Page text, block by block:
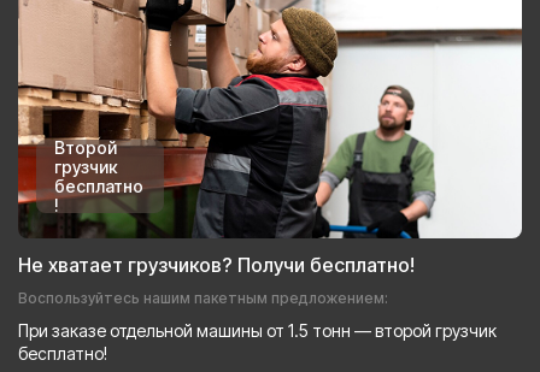
Второй
грузчик
бесплатно
!
Не хватает грузчиков? Получи бесплатно!
Воспользуйтесь нашим пакетным предложением:
При заказе отдельной машины от 1.5 тонн — второй грузчик
бесплатно!